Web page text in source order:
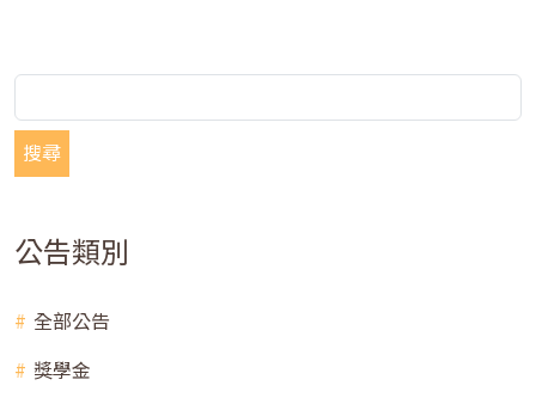
搜尋
公告類別
全部公告
獎學金